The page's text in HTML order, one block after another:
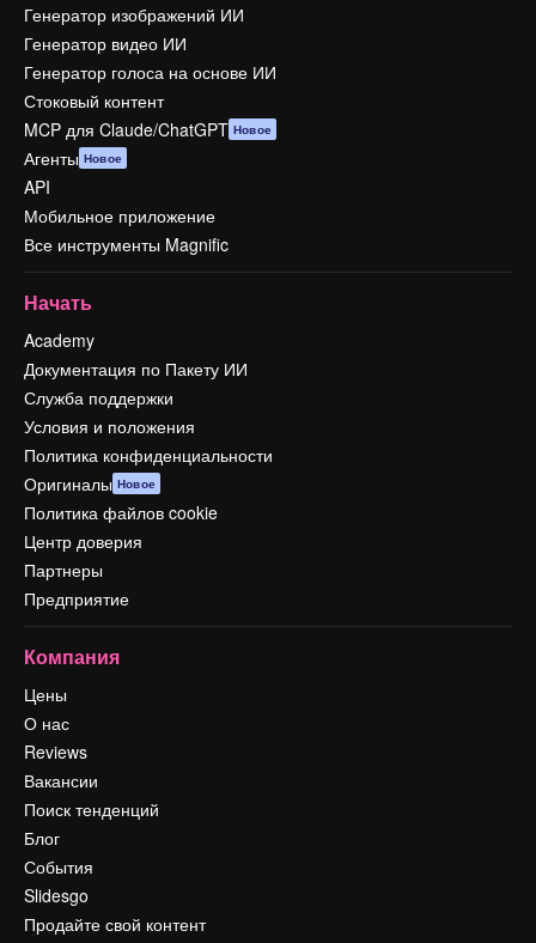
Генератор изображений ИИ
Генератор видео ИИ
Генератор голоса на основе ИИ
Стоковый контент
MCP для Claude/ChatGPT Новое
Агенты Новое
API
Мобильное приложение
Все инструменты Magnific
Начать
Academy
Документация по Пакету ИИ
Служба поддержки
Условия и положения
Политика конфиденциальности
Оригиналы Новое
Политика файлов cookie
Центр доверия
Партнеры
Предприятие
Компания
Цены
О нас
Reviews
Вакансии
Поиск тенденций
Блог
События
Slidesgo
Продайте свой контент